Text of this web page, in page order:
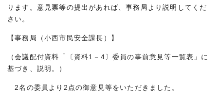
ります。意見票等の提出があれば、事務局より説明してくだ
さい。
【事務局（小西市民安全課長）】
（会議配付資料「〔資料1－4〕委員の事前意見等一覧表」に
基づき、説明。）
2名の委員より2点の御意見等をいただきました。